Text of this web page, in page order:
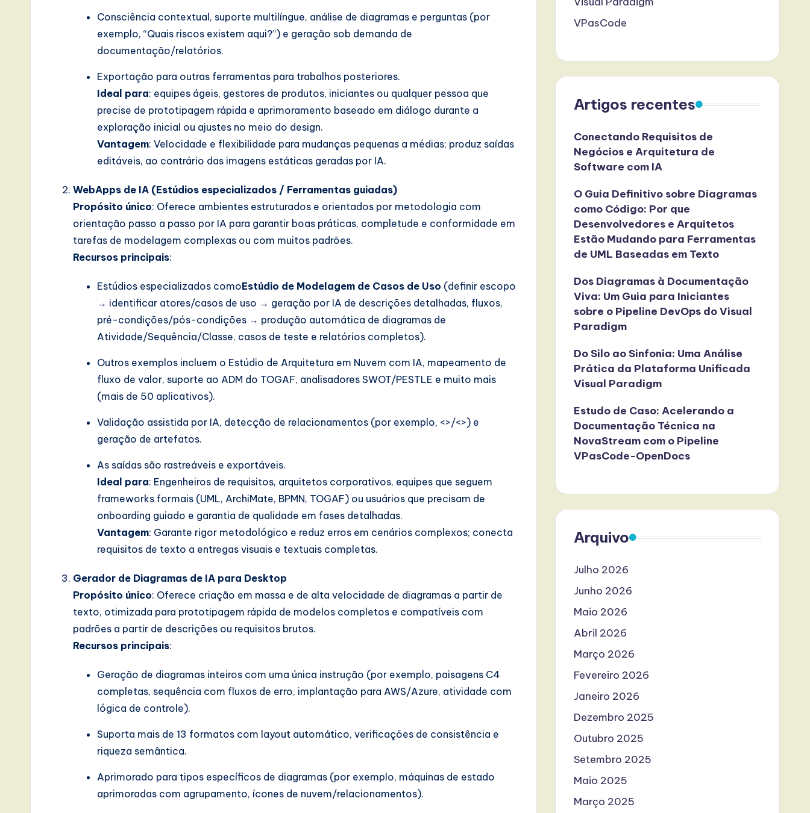
Consciência contextual, suporte multilíngue, análise de diagramas e perguntas (por
exemplo, “Quais riscos existem aqui?”) e geração sob demanda de
documentação/relatórios.
Exportação para outras ferramentas para trabalhos posteriores.
Ideal para: equipes ágeis, gestores de produtos, iniciantes ou qualquer pessoa que
precise de prototipagem rápida e aprimoramento baseado em diálogo durante a
exploração inicial ou ajustes no meio do design.
Vantagem: Velocidade e flexibilidade para mudanças pequenas a médias; produz saídas
editáveis, ao contrário das imagens estáticas geradas por IA.
WebApps de IA (Estúdios especializados / Ferramentas guiadas)
Propósito único: Oferece ambientes estruturados e orientados por metodologia com
orientação passo a passo por IA para garantir boas práticas, completude e conformidade em
tarefas de modelagem complexas ou com muitos padrões.
Recursos principais:
Estúdios especializados comoEstúdio de Modelagem de Casos de Uso (definir escopo
→ identificar atores/casos de uso → geração por IA de descrições detalhadas, fluxos,
pré-condições/pós-condições → produção automática de diagramas de
Atividade/Sequência/Classe, casos de teste e relatórios completos).
Outros exemplos incluem o Estúdio de Arquitetura em Nuvem com IA, mapeamento de
fluxo de valor, suporte ao ADM do TOGAF, analisadores SWOT/PESTLE e muito mais
(mais de 50 aplicativos).
Validação assistida por IA, detecção de relacionamentos (por exemplo, <>/<>) e
geração de artefatos.
As saídas são rastreáveis e exportáveis.
Ideal para: Engenheiros de requisitos, arquitetos corporativos, equipes que seguem
frameworks formais (UML, ArchiMate, BPMN, TOGAF) ou usuários que precisam de
onboarding guiado e garantia de qualidade em fases detalhadas.
Vantagem: Garante rigor metodológico e reduz erros em cenários complexos; conecta
requisitos de texto a entregas visuais e textuais completas.
Gerador de Diagramas de IA para Desktop
Propósito único: Oferece criação em massa e de alta velocidade de diagramas a partir de
texto, otimizada para prototipagem rápida de modelos completos e compatíveis com
padrões a partir de descrições ou requisitos brutos.
Recursos principais:
Geração de diagramas inteiros com uma única instrução (por exemplo, paisagens C4
completas, sequência com fluxos de erro, implantação para AWS/Azure, atividade com
lógica de controle).
Suporta mais de 13 formatos com layout automático, verificações de consistência e
riqueza semântica.
Aprimorado para tipos específicos de diagramas (por exemplo, máquinas de estado
aprimoradas com agrupamento, ícones de nuvem/relacionamentos).
VPasCode
Artigos recentes
Conectando Requisitos de
Negócios e Arquitetura de
Software com IA
O Guia Definitivo sobre Diagramas
como Código: Por que
Desenvolvedores e Arquitetos
Estão Mudando para Ferramentas
de UML Baseadas em Texto
Dos Diagramas à Documentação
Viva: Um Guia para Iniciantes
sobre o Pipeline DevOps do Visual
Paradigm
Do Silo ao Sinfonia: Uma Análise
Prática da Plataforma Unificada
Visual Paradigm
Estudo de Caso: Acelerando a
Documentação Técnica na
NovaStream com o Pipeline
VPasCode-OpenDocs
Arquivo
Julho 2026
Junho 2026
Maio 2026
Abril 2026
Março 2026
Fevereiro 2026
Janeiro 2026
Dezembro 2025
Outubro 2025
Setembro 2025
Maio 2025
Março 2025